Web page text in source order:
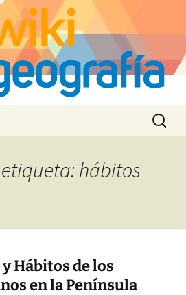
Buscar:
hábitos
Hábitos de los
en la Península